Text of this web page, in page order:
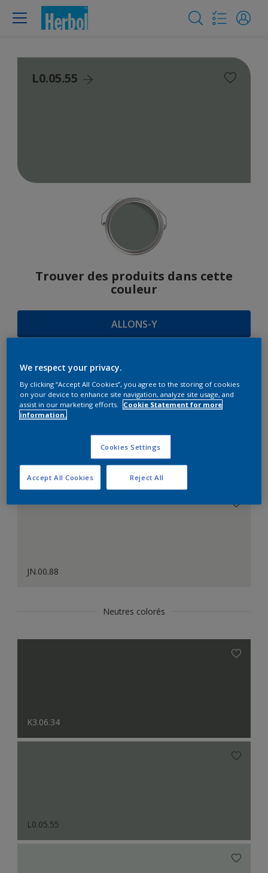
L0.05.55
Trouver des produits dans cette
couleur
ALLONS-Y
SUGGESTIONS
D'HARMONIES
Le Blanc Parfait
JN.00.88
Neutres colorés
K3.06.34
L0.05.55
We respect your privacy.
By clicking “Accept All Cookies”, you agree to the storing of cookies
on your device to enhance site navigation, analyze site usage, and
assist in our marketing efforts.
Cookie Statement for more
information.
Cookies Settings
Reject All
Accept All Cookies